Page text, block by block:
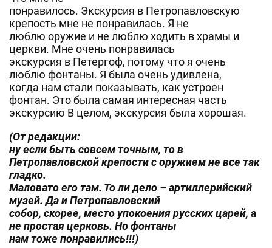
понравилось. Экскурсия в Петропавловскую
крепость мне не понравилась. Я не
люблю оружие и не люблю ходить в храмы и
церкви. Мне очень понравилась
экскурсия в Петергоф, потому что я очень
люблю фонтаны. Я была очень удивлена,
когда нам стали показывать, как устроен
фонтан. Это была самая интересная часть
экскурсию В целом, экскурсия была хорошая.
(От редакции:
ну если быть совсем точным, то в
Петропавловской крепости с оружием не все так
гладко.
Маловато его там. То ли дело – артиллерийский
музей. Да и Петропавловский
собор, скорее, место упокоения русских царей, а
не простая церковь. Но фонтаны
нам тоже понравились!!!)